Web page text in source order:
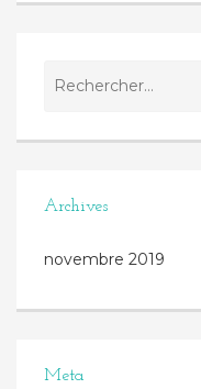
Archives
novembre 2019
Meta